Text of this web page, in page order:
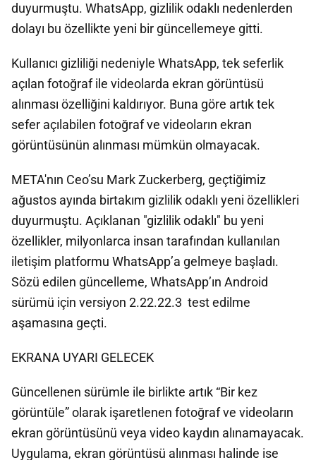
duyurmuştu. WhatsApp, gizlilik odaklı nedenlerden
dolayı bu özellikte yeni bir güncellemeye gitti.
Kullanıcı gizliliği nedeniyle WhatsApp, tek seferlik
açılan fotoğraf ile videolarda ekran görüntüsü
alınması özelliğini kaldırıyor. Buna göre artık tek
sefer açılabilen fotoğraf ve videoların ekran
görüntüsünün alınması mümkün olmayacak.
META'nın Ceo’su Mark Zuckerberg, geçtiğimiz
ağustos ayında birtakım gizlilik odaklı yeni özellikleri
duyurmuştu. Açıklanan "gizlilik odaklı" bu yeni
özellikler, milyonlarca insan tarafından kullanılan
iletişim platformu WhatsApp’a gelmeye başladı.
Sözü edilen güncelleme, WhatsApp’ın Android
sürümü için versiyon 2.22.22.3 test edilme
aşamasına geçti.
EKRANA UYARI GELECEK
Güncellenen sürümle ile birlikte artık “Bir kez
görüntüle” olarak işaretlenen fotoğraf ve videoların
ekran görüntüsünü veya video kaydın alınamayacak.
Uygulama, ekran görüntüsü alınması halinde ise